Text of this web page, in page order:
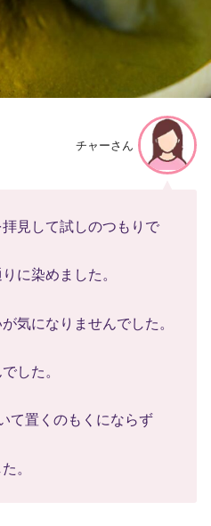
チャーさん
見して試しのつもりで
に染めました。
気になりませんでした。
した。
て置くのもくにならず
。